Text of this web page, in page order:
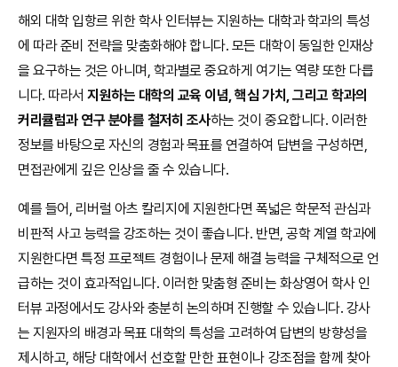
해외 대학 입항르 위한 학사 인터뷰는 지원하는 대학과 학과의 특성
에 따라 준비 전략을 맞춤화해야 합니다. 모든 대학이 동일한 인재상
을 요구하는 것은 아니며, 학과별로 중요하게 여기는 역량 또한 다릅
니다. 따라서지원하는 대학의 교육 이념, 핵심 가치, 그리고 학과의
커리큘럼과 연구 분야를 철저히 조사하는 것이 중요합니다. 이러한
정보를 바탕으로 자신의 경험과 목표를 연결하여 답변을 구성하면,
면접관에게 깊은 인상을 줄 수 있습니다.
예를 들어, 리버럴 아츠 칼리지에 지원한다면 폭넓은 학문적 관심과
비판적 사고 능력을 강조하는 것이 좋습니다. 반면, 공학 계열 학과에
지원한다면 특정 프로젝트 경험이나 문제 해결 능력을 구체적으로 언
급하는 것이 효과적입니다. 이러한 맞춤형 준비는 화상영어 학사 인
터뷰 과정에서도 강사와 충분히 논의하며 진행할 수 있습니다. 강사
는 지원자의 배경과 목표 대학의 특성을 고려하여 답변의 방향성을
제시하고, 해당 대학에서 선호할 만한 표현이나 강조점을 함께 찾아